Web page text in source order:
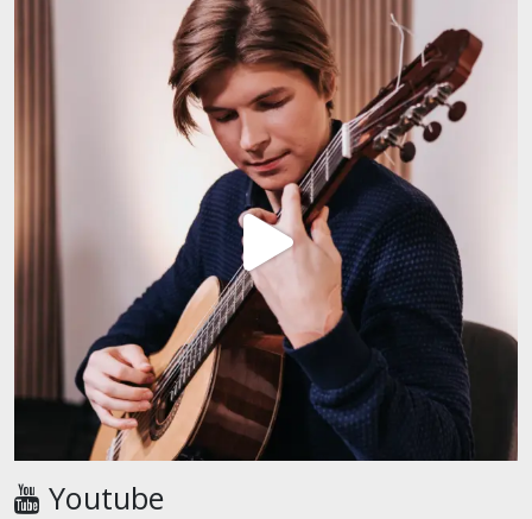
Youtube